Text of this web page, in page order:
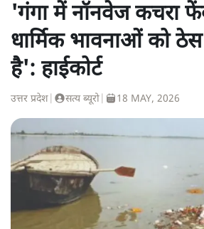
'गंगा में नॉनवेज कचरा
धार्मिक भावनाओं को
है': हाईकोर्ट
उत्तर प्रदेश सत्य ब्यूरो 18 MAY, 2026